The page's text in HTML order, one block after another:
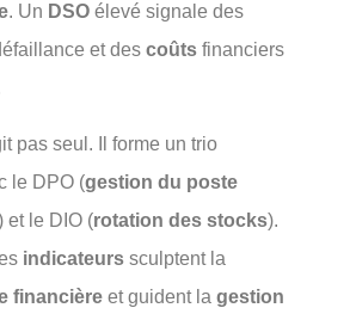
. Un DSO élevé signale des
et des coûts financiers
pas seul. Il forme un trio
le DPO (gestion du poste
et le DIO (rotation des stocks).
indicateurs sculptent la
financière et guident la gestion